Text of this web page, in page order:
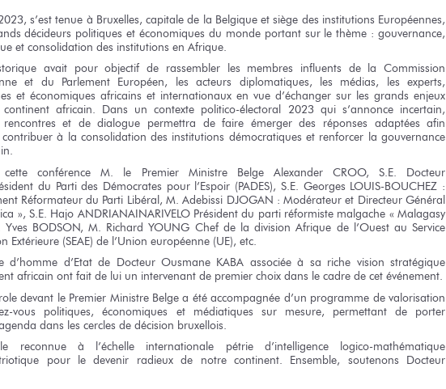
s’est tenue à Bruxelles, capitalede la Belgique et siège des institutions Européennes,
décideurs politiqueset économiques du mondeportant sur le thème : gouvernance,
et consolidation des institutions en Afrique.
avait pour objectif de rassembler les membres influents de la Commission
et du ParlementEuropéen, les acteurs diplomatiques, les médias,
les experts,
et économiques africains et internationaux en vue d’échanger sur les grands enjeux
africain. Dans un contexte politico-électoral 2023 qui s’annonceincertain,
et de dialogue permettra de faire émergerdes réponses adaptées afin
contribuerà la consolidation des institutions démocratiqueset renforcer la gouvernance
conférence M. le PremierMinistre Belge Alexander CROO, S.E. Docteur
du Parti des Démocrates pour l’Espoir (PADES), S.E. Georges LOUIS-BOUCHEZ :
Réformateurdu Parti Libéral, M. Adebissi DJOGAN : Modérateuret DirecteurGénéral
», S.E. Hajo ANDRIANAINARIVELO Présidentdu partiréformiste malgache « Malagasy
Yves BODSON,M. Richard YOUNG Chef de la division Afrique de l’Ouest au Service
Extérieure (SEAE) de l’Union européenne (UE), etc.
d’homme d’Etatde Docteur Ousmane KABA associéeà sa riche vision stratégique
africain ont fait de lui un intervenant de premier choix dans le cadre de cet événement.
devant le Premier Ministre Belgea étéaccompagnée d’un programme de valorisation
vous politiques, économiques et médiatiques sur mesure, permettant de porter
dans les cercles de décision bruxellois.
reconnue à l’échelle internationale pétrie d’intelligence logico-mathématique
pour le devenir radieuxde notrecontinent. Ensemble, soutenons Docteur